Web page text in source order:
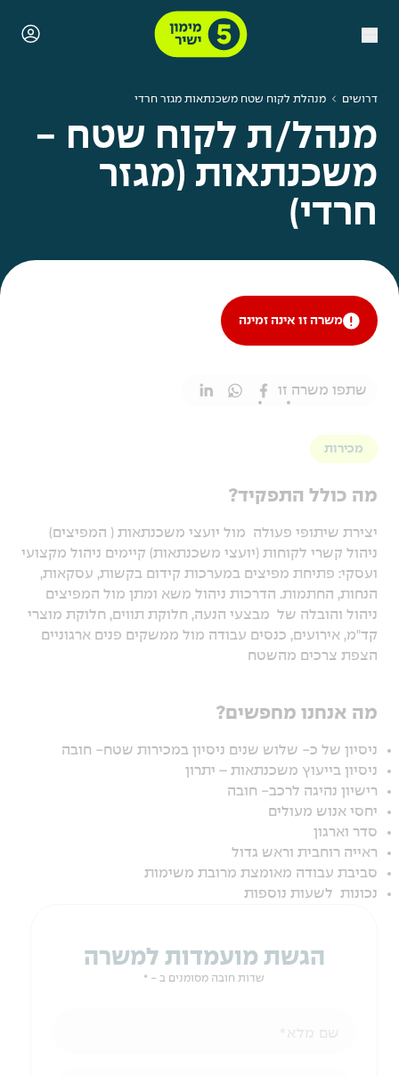
דרושים מנהלת לקוח שטח משכנתאות מגזר חרדי
מנהל/ת לקוח שטח -
משכנתאות (מגזר
חרדי)
משרה זו אינה זמינה
שתפו משרה זו
מכירות
מה כולל התפקיד?
יצירת שיתופי פעולה מול יועצי משכנתאות ( המפיצים)
ניהול קשרי לקוחות (יועצי משכנתאות) קיימים ניהול מקצועי
ועסקי: פתיחת מפיצים במערכות קידום בקשות, עסקאות,
הנחות, החתמות. הדרכות ניהול משא ומתן מול המפיצים
ניהול והובלה של מבצעי הנעה, חלוקת תווים, חלוקת מוצרי
קד"מ, אירועים, כנסים עבודה מול ממשקים פנים ארגוניים
הצפת צרכים מהשטח
מה אנחנו מחפשים?
ניסיון של כ- שלוש שנים ניסיון במכירות שטח- חובה
ניסיון בייעוץ משכנתאות – יתרון
רישיון נהיגה לרכב- חובה
יחסי אנוש מעולים
סדר וארגון
ראייה רוחבית וראש גדול
סביבת עבודה מאומצת מרובת משימות
נכונות לשעות נוספות
הגשת מועמדות למשרה
שדות חובה מסומנים ב - *